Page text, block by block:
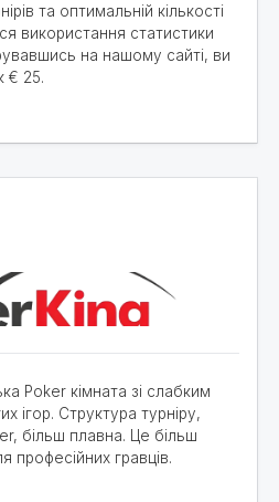
та оптимальній кількості
використання статистики
на нашому сайті, ви
€ 25.
Poker кімната зі слабким
ігор. Структура турніру,
більш плавна. Це більш
професійних гравців.